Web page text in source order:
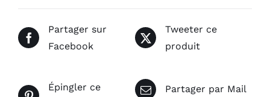
Partager sur
Facebook
Tweeter ce
produit
Épingler ce
Partager par Mail